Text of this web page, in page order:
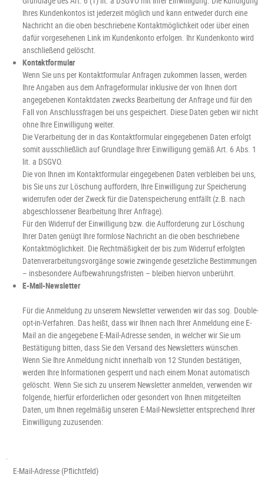
Ihres Kundenkontos ist jederzeit möglich und kann entweder durch eine
Nachricht an die oben beschriebene Kontaktmöglichkeit oder über einen
dafür vorgesehenen Link im Kundenkonto erfolgen. Ihr Kundenkonto wird
anschließend gelöscht.
Kontaktformular
Wenn Sie uns per Kontaktformular Anfragen zukommen lassen, werden
Ihre Angaben aus dem Anfrageformular inklusive der von Ihnen dort
angegebenen Kontaktdaten zwecks Bearbeitung der Anfrage und für den
Fall von Anschlussfragen bei uns gespeichert. Diese Daten geben wir nicht
ohne Ihre Einwilligung weiter.
Die Verarbeitung der in das Kontaktformular eingegebenen Daten erfolgt
somit ausschließlich auf Grundlage Ihrer Einwilligung gemäß Art. 6 Abs. 1
lit. a DSGVO.
Die von Ihnen im Kontaktformular eingegebenen Daten verbleiben bei uns,
bis Sie uns zur Löschung auffordern, Ihre Einwilligung zur Speicherung
widerrufen oder der Zweck für die Datenspeicherung entfällt (z.B. nach
abgeschlossener Bearbeitung Ihrer Anfrage).
Für den Widerruf der Einwilligung bzw. die Aufforderung zur Löschung
Ihrer Daten genügt Ihre formlose Nachricht an die oben beschriebene
Kontaktmöglichkeit. Die Rechtmäßigkeit der bis zum Widerruf erfolgten
Datenverarbeitungsvorgänge sowie zwingende gesetzliche Bestimmungen
– insbesondere Aufbewahrungsfristen – bleiben hiervon unberührt.
E-Mail-Newsletter
Für die Anmeldung zu unserem Newsletter verwenden wir das sog. Double-
opt-in-Verfahren. Das heißt, dass wir Ihnen nach Ihrer Anmeldung eine E-
Mail an die angegebene E-Mail-Adresse senden, in welcher wir Sie um
Bestätigung bitten, dass Sie den Versand des Newsletters wünschen.
Wenn Sie Ihre Anmeldung nicht innerhalb von 12 Stunden bestätigen,
werden Ihre Informationen gesperrt und nach einem Monat automatisch
gelöscht. Wenn Sie sich zu unserem Newsletter anmelden, verwenden wir
folgende, hierfür erforderlichen oder gesondert von Ihnen mitgeteilten
Daten, um Ihnen regelmäßig unseren E-Mail-Newsletter entsprechend Ihrer
Einwilligung zuzusenden:
·
E-Mail-Adresse (Pflichtfeld)